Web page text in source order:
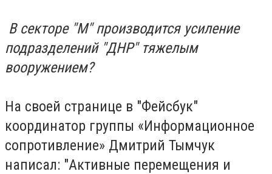
В секторе "М" производится усиление
подразделений "ДНР" тяжелым
вооружением?
На своей странице в "Фейсбук"
координатор группы «Информационное
сопротивление» Дмитрий Тымчук
написал: "Активные перемещения и